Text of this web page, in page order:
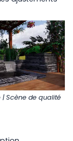
Scène de qualité